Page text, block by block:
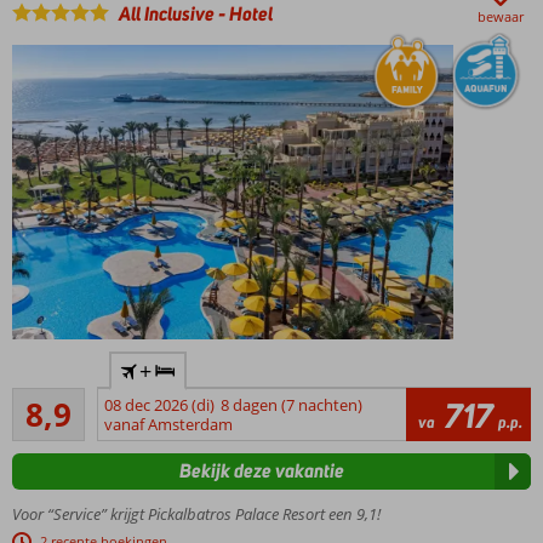
All Inclusive-Hotel bewaar
van
luxe
Prachtig
met eigen
pier
8,9
Aanrader
342
beoordelingen
+
08 dec 2026 (di) 8 dagen (7 nachten)
vanaf Amsterdam
va 717 p.p.
Voor “Service” krijgt Pickalbatros Palace Resort een 9,1!
Bekijk deze vakantie